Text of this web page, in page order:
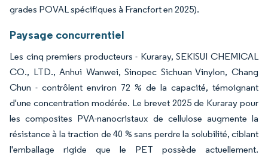
grades POVAL spécifiques à Francfort en 2025).
Paysage concurrentiel
Les cinq premiers producteurs - Kuraray, SEKISUI CHEMICAL
CO., LTD., Anhui Wanwei, Sinopec Sichuan Vinylon, Chang
Chun - contrôlent environ 72 % de la capacité, témoignant
d'une concentration modérée. Le brevet 2025 de Kuraray pour
les composites PVA-nanocristaux de cellulose augmente la
résistance à la traction de 40 % sans perdre la solubilité, ciblant
l'emballage rigide que le PET possède actuellement.